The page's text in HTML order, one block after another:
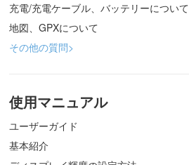
充電/充電ケーブル、バッテリーについて
地図、GPXについて
その他の質問>
使用マニュアル
ユーザーガイド
基本紹介